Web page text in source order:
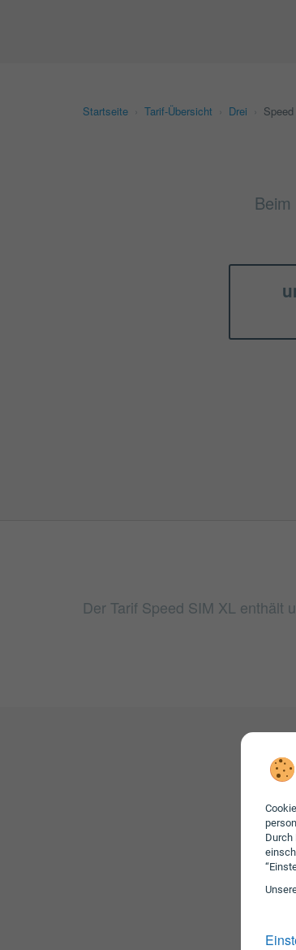
Durch
Startseite Tarif-Übersicht Drei
Der Tarif Speed SIM XL enthält